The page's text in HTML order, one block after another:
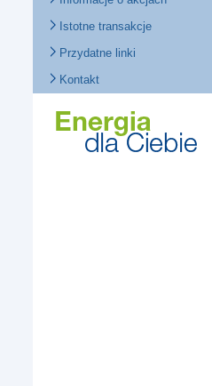
Istotne transakcje
Przydatne linki
Kontakt